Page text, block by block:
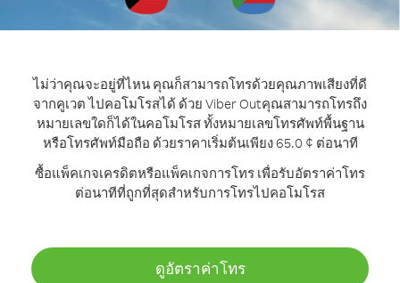
ไม่ว่าคุณจะอยู่ที่ไหน คุณก็สามารถโทรด้วยคุณภาพเสียงที่ดี
จากคูเวต ไปคอโมโรสได้ ด้วย Viber Outคุณสามารถโทรถึง
หมายเลขใดก็ได้ในคอโมโรส ทั้งหมายเลขโทรศัพท์พื้นฐาน
หรือโทรศัพท์มือถือ ด้วยราคาเริ่มต้นเพียง 65.0 ¢ ต่อนาที
ซื้อแพ็คเกจเครดิตหรือแพ็คเกจการโทร เพื่อรับอัตราค่าโทร
ต่อนาทีที่ถูกที่สุดสำหรับการโทรไปคอโมโรส
ดูอัตราค่าโทร